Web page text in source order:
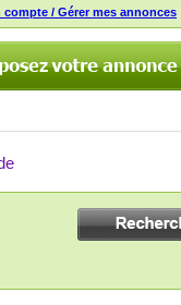
compte / Gérer mes annonces